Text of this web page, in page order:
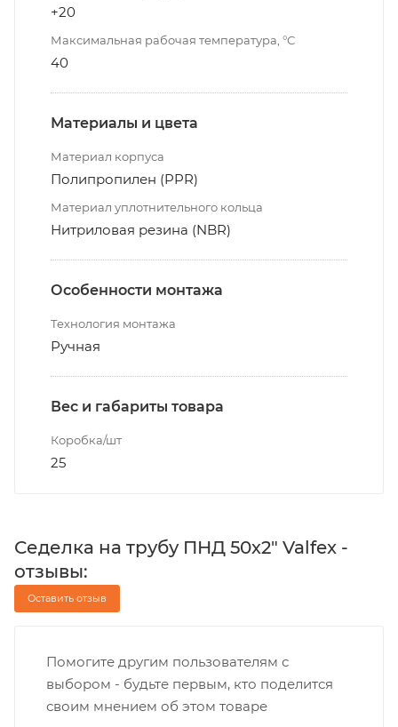
+20
Максимальная рабочая температура, °С
40
Материалы и цвета
Материал корпуса
Полипропилен (PPR)
Материал уплотнительного кольца
Нитриловая резина (NBR)
Особенности монтажа
Технология монтажа
Ручная
Вес и габариты товара
Коробка/шт
25
Седелка на трубу ПНД 50х2" Valfex -
отзывы:
Оставить отзыв
Помогите другим пользователям с
выбором - будьте первым, кто поделится
своим мнением об этом товаре